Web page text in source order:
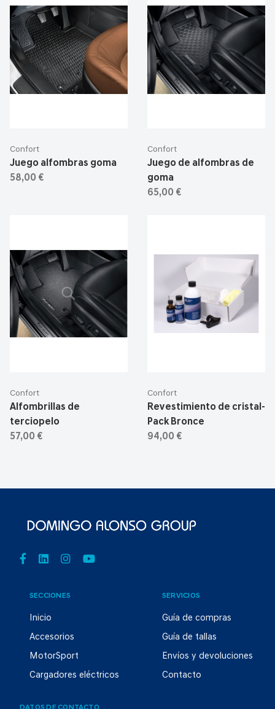
Confort
Juego alfombras goma
58,00 €
Confort
Juego de alfombras de
goma
65,00 €
Confort
Alfombrillas de
terciopelo
57,00 €
Confort
Revestimiento de cristal-
Pack Bronce
94,00 €
SECCIONES
Inicio
Accesorios
MotorSport
Cargadores eléctricos
SERVICIOS
Guía de compras
Guía de tallas
Envíos y devoluciones
Contacto